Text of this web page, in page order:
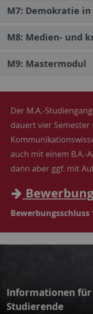
M7: Demokratie
M8: Medien- und
M9: Mastermodul
Der M.A.-
dauert vier Semester
auch mit einem B.A.-
dann aber ggf. mit
Bewerbungsschluss
Informationen für
Studierende